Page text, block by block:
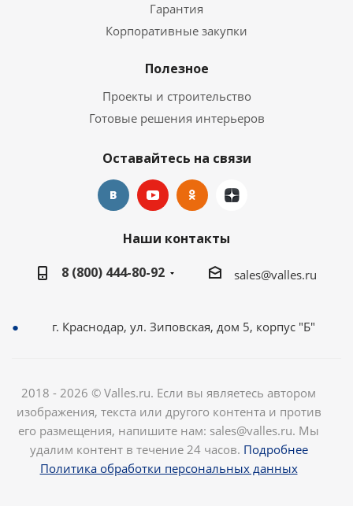
Гарантия
Корпоративные закупки
Полезное
Проекты и строительство
Готовые решения интерьеров
Оставайтесь на связи
Наши контакты
8 (800) 444-80-92
sales@valles.ru
г. Краснодар, ул. Зиповская, дом 5, корпус "Б"
2018 - 2026 © Valles.ru. Если вы являетесь автором
изображения, текста или другого контента и против
его размещения, напишите нам: sales@valles.ru. Мы
удалим контент в течение 24 часов. Подробнее
Политика обработки персональных данных